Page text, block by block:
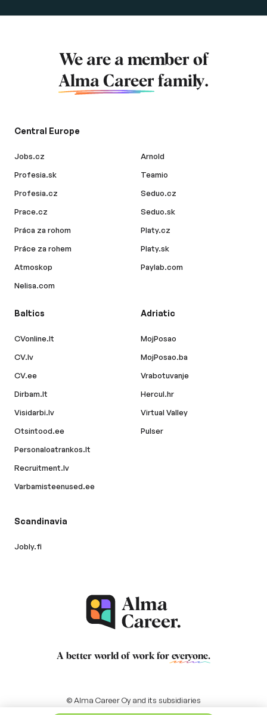
We are a member of
Alma Career family.
Central Europe
Jobs.cz
Profesia.sk
Profesia.cz
Prace.cz
Práca za rohom
Práce za rohem
Atmoskop
Nelisa.com
Arnold
Teamio
Seduo.cz
Seduo.sk
Platy.cz
Platy.sk
Paylab.com
Baltics
CVonline.lt
CV.lv
CV.ee
Dirbam.lt
Visidarbi.lv
Otsintood.ee
Personaloatrankos.lt
Recruitment.lv
Varbamisteenused.ee
Adriatic
MojPosao
MojPosao.ba
Vrabotuvanje
Hercul.hr
Virtual Valley
Pulser
Scandinavia
Jobly.fi
A better world of work for everyone.
© Alma Career Oy and its subsidiaries